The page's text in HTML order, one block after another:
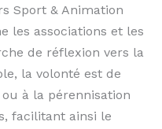
Sport & Animation
les associations et les
de réflexion vers la
la volonté est de
à la pérennisation
facilitant ainsi le